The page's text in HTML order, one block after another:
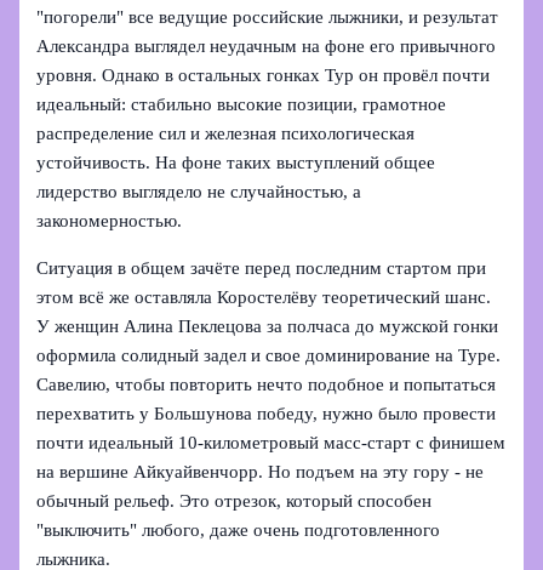
"погорели" все ведущие российские лыжники, и результат
Александра выглядел неудачным на фоне его привычного
уровня. Однако в остальных гонках Тур он провёл почти
идеальный: стабильно высокие позиции, грамотное
распределение сил и железная психологическая
устойчивость. На фоне таких выступлений общее
лидерство выглядело не случайностью, а
закономерностью.
Ситуация в общем зачёте перед последним стартом при
этом всё же оставляла Коростелёву теоретический шанс.
У женщин Алина Пеклецова за полчаса до мужской гонки
оформила солидный задел и свое доминирование на Туре.
Савелию, чтобы повторить нечто подобное и попытаться
перехватить у Большунова победу, нужно было провести
почти идеальный 10-километровый масс-старт с финишем
на вершине Айкуайвенчорр. Но подъем на эту гору - не
обычный рельеф. Это отрезок, который способен
"выключить" любого, даже очень подготовленного
лыжника.